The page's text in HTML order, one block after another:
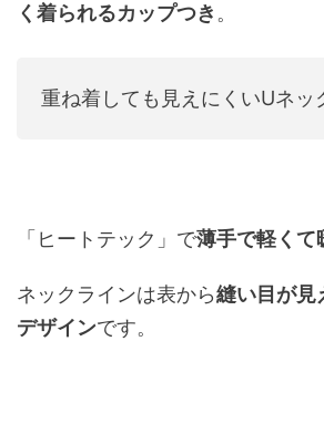
く着られるカップつき 。
重ね着しても見えにくいUネッ
「ヒートテック」で薄手で軽くて
ネックラインは表から縫い目が見
デザインです。